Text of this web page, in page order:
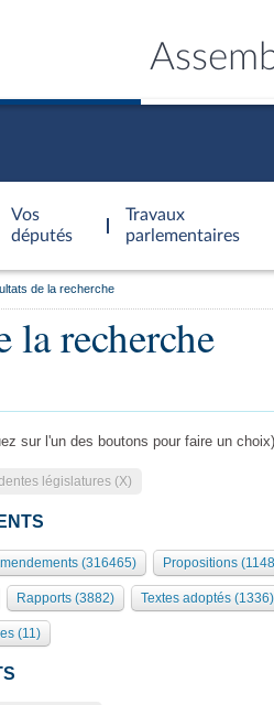
Vos
députés
Travaux
parlementaires
organes
des Présidents Bureau Collège des
clés
Bourbon
l’Assemblée
de la recherche
la recherche
sur l'un des boutons pour faire un choix)
législatures (X)
(316465) Propositions
Rapports (3882) Textes adoptés (1336)
(11)